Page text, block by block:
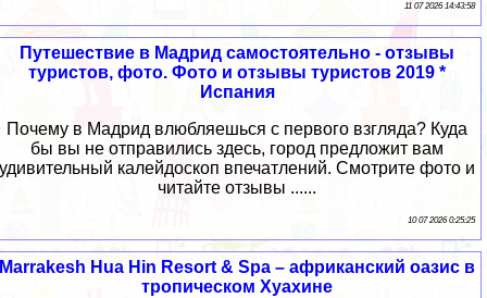
11 07 2026 14:43:58
Путешествие в Мадрид самостоятельно - отзывы
туристов, фото. Фото и отзывы туристов 2019 *
Испания
Почему в Мадрид влюбляешься с первого взгляда? Куда
бы вы не отправились здесь, город предложит вам
удивительный калейдоскоп впечатлений. Смотрите фото и
читайте отзывы ......
10 07 2026 0:25:25
Marrakesh Hua Hin Resort & Spa – африканский оазис в
тропическом Хуахине